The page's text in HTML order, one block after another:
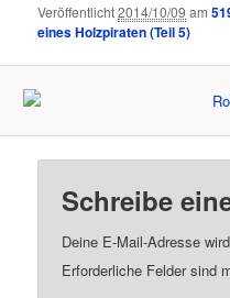
Veröffentlicht2014/10/09 am
eines Holzpiraten (Teil 5)
Schreibe
Deine E-Mail-Adresse
Erforderliche Felder sind